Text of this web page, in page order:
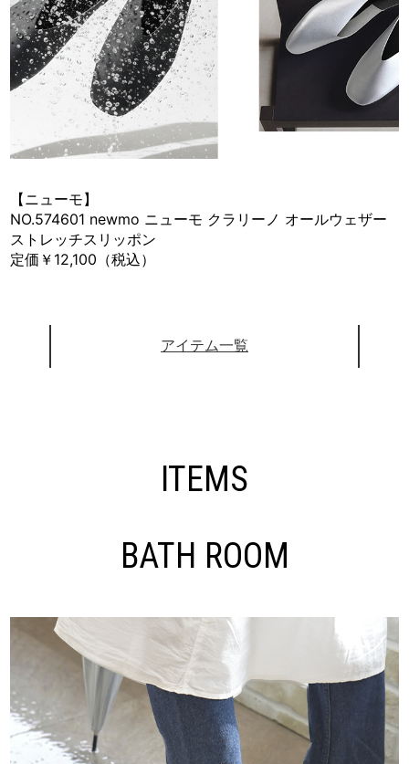
【ニューモ】
NO.574601 newmo ニューモ クラリーノ オールウェザー
ストレッチスリッポン
定価￥12,100（税込）
アイテム一覧
ITEMS
BATH ROOM